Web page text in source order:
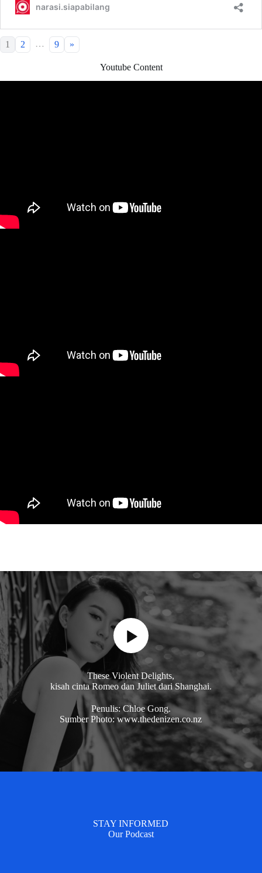
1 2 … 9 »
Youtube Content
These Violent Delights,
kisah cinta Romeo dan Juliet dari Shanghai.
Penulis: Chloe Gong.
Sumber Photo: www.thedenizen.co.nz
STAY INFORMED
Our Podcast